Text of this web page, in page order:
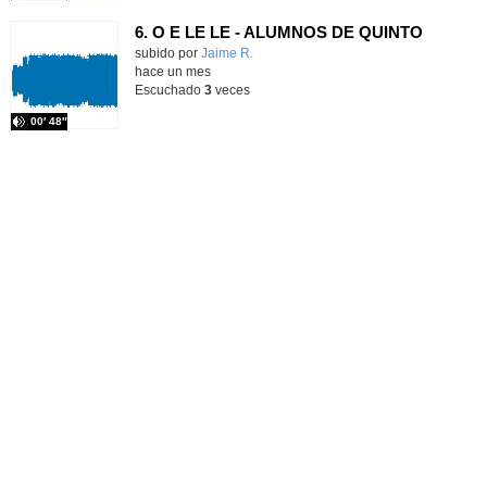
6. O E LE LE - ALUMNOS DE QUINTO
Contenido educativo.
subido por Jaime R.
00′ 48″
hace un mes
Escuchado 3veces